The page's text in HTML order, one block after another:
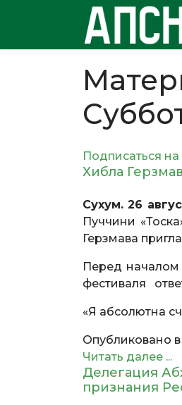
Подписаться на
Хибла
Сухум. 26
Пуччини
Герзмава
Перед началом
фестиваля
«Я абсолютна
Опубликовано в
Читать далее ...
Делегация
признания